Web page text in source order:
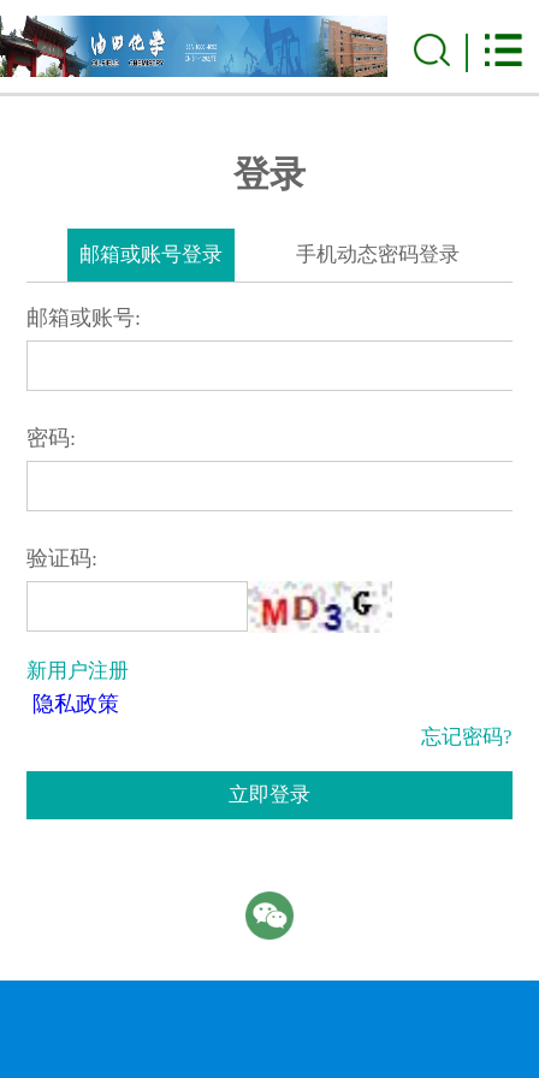
登录
邮箱或账号登录 手机动态密码登录
邮箱或账号:
密码:
验证码:
新用户注册
隐私政策
忘记密码?
立即登录